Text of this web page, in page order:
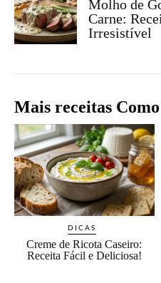
Molho de
Carne:
Irresistível
Mais receitas Como
DICAS
Creme de Ricota Caseiro:
Receita Fácil e Deliciosa!